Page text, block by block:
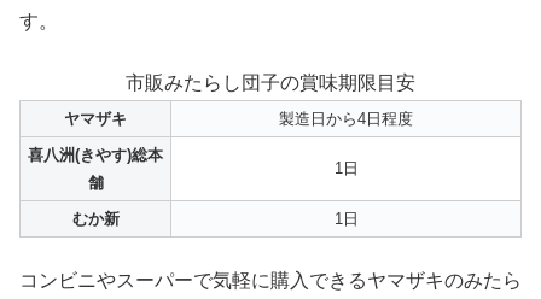
す。
市販みたらし団子の賞味期限目安
ヤマザキ
製造日から4日程度
喜八洲(きやす)総本
舗
1日
むか新 1日
コンビニやスーパーで気軽に購入できるヤマザキのみたら